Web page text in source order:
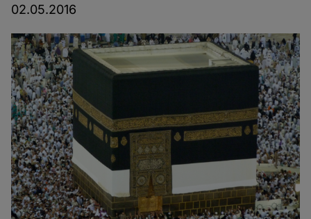
02.05.2016